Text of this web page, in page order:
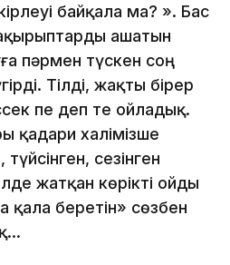
байқала ма? ». Бас
ашатын
пәрмен түскен соң
Тілді, жақты бірер
пе деп те ойладық.
қадари халімізше
сезінген
жатқан көрікті ойды
қала беретін» сөзбен